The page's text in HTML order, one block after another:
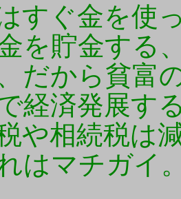
すぐ金を使
を貯金する
だから貧富
経済発展す
や相続税は
はマチガイ